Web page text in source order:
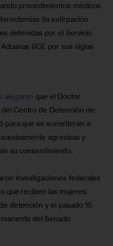
procedimientos médicos
(la extirpación
detenidas por el Servicio
(ICE por sus siglas
alegaron que el Doctor
Centro de Detención de
para que se sometieran a
agresivas y
su consentimiento.
investigaciones federales
que reciben las mujeres
detención y el pasado 15
del Senado